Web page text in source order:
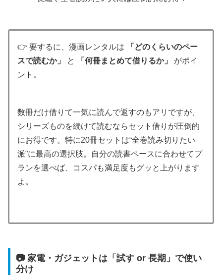
👉 要するに、漫画レンタルは
「どのくらいのペー
スで読むか」
と 「何冊まとめて借りるか」
がポイ
ント。
数冊だけ借りて一気に読んで返すのもアリですが、
シリーズものを続けて読むならセット借りが圧倒的
にお得です。特に20冊セットは“全巻読み切りたい
派”に最高の選択肢。自分の読書ペースに合わせてプ
ランを選べば、コスパも満足度もグッと上がります
よ。
📷 家電・ガジェットは「試す or 長期」で使い
分け